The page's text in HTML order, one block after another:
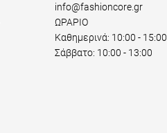
info@fashioncore.gr
ΩΡΑΡΙΟ
Καθημερινά: 10:00 - 15:00
Σάββατο: 10:00 - 13:00